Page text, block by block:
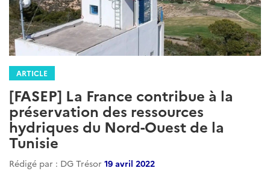
ARTICLE
[FASEP] La France contribue à la
préservation des ressources
hydriques du Nord-Ouest de la
Tunisie
Rédigé par : DG Trésor 19 avril 2022